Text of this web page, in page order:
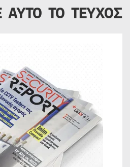
ΑΥΤΟ ΤΟ ΤΕΥΧΟΣ